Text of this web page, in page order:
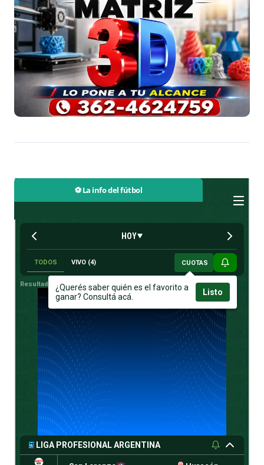
⚽ La info del fútbol